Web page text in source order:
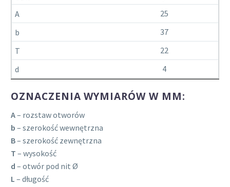
25
37
22
4
OZNACZENIA WYMIARÓW W MM:
A– rozstaw otworów
b – szerokość wewnętrzna
B– szerokość zewnętrzna
T – wysokość
d – otwór pod nit Ø
L – długość